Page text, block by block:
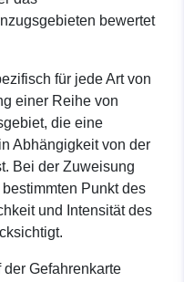
bewertet
für jede Art von
einer Reihe von
die eine
Abhängigkeit von der
Bei der Zuweisung
Punkt des
und Intensität des
Gefahrenkarte